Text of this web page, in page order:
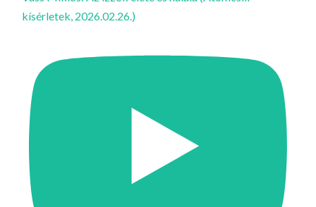
kísérletek, 2026.02.26.)